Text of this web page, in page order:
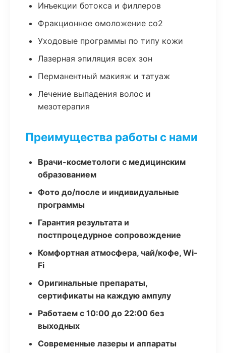
Инъекции ботокса и филлеров
Фракционное омоложение co2
Уходовые программы по типу кожи
Лазерная эпиляция всех зон
Перманентный макияж и татуаж
Лечение выпадения волос и
мезотерапия
Преимущества работы с нами
Врачи-косметологи с медицинским
образованием
Фото до/после и индивидуальные
программы
Гарантия результата и
постпроцедурное сопровождение
Комфортная атмосфера, чай/кофе, Wi-
Fi
Оригинальные препараты,
сертификаты на каждую ампулу
Работаем с 10:00 до 22:00 без
выходных
Современные лазеры и аппараты